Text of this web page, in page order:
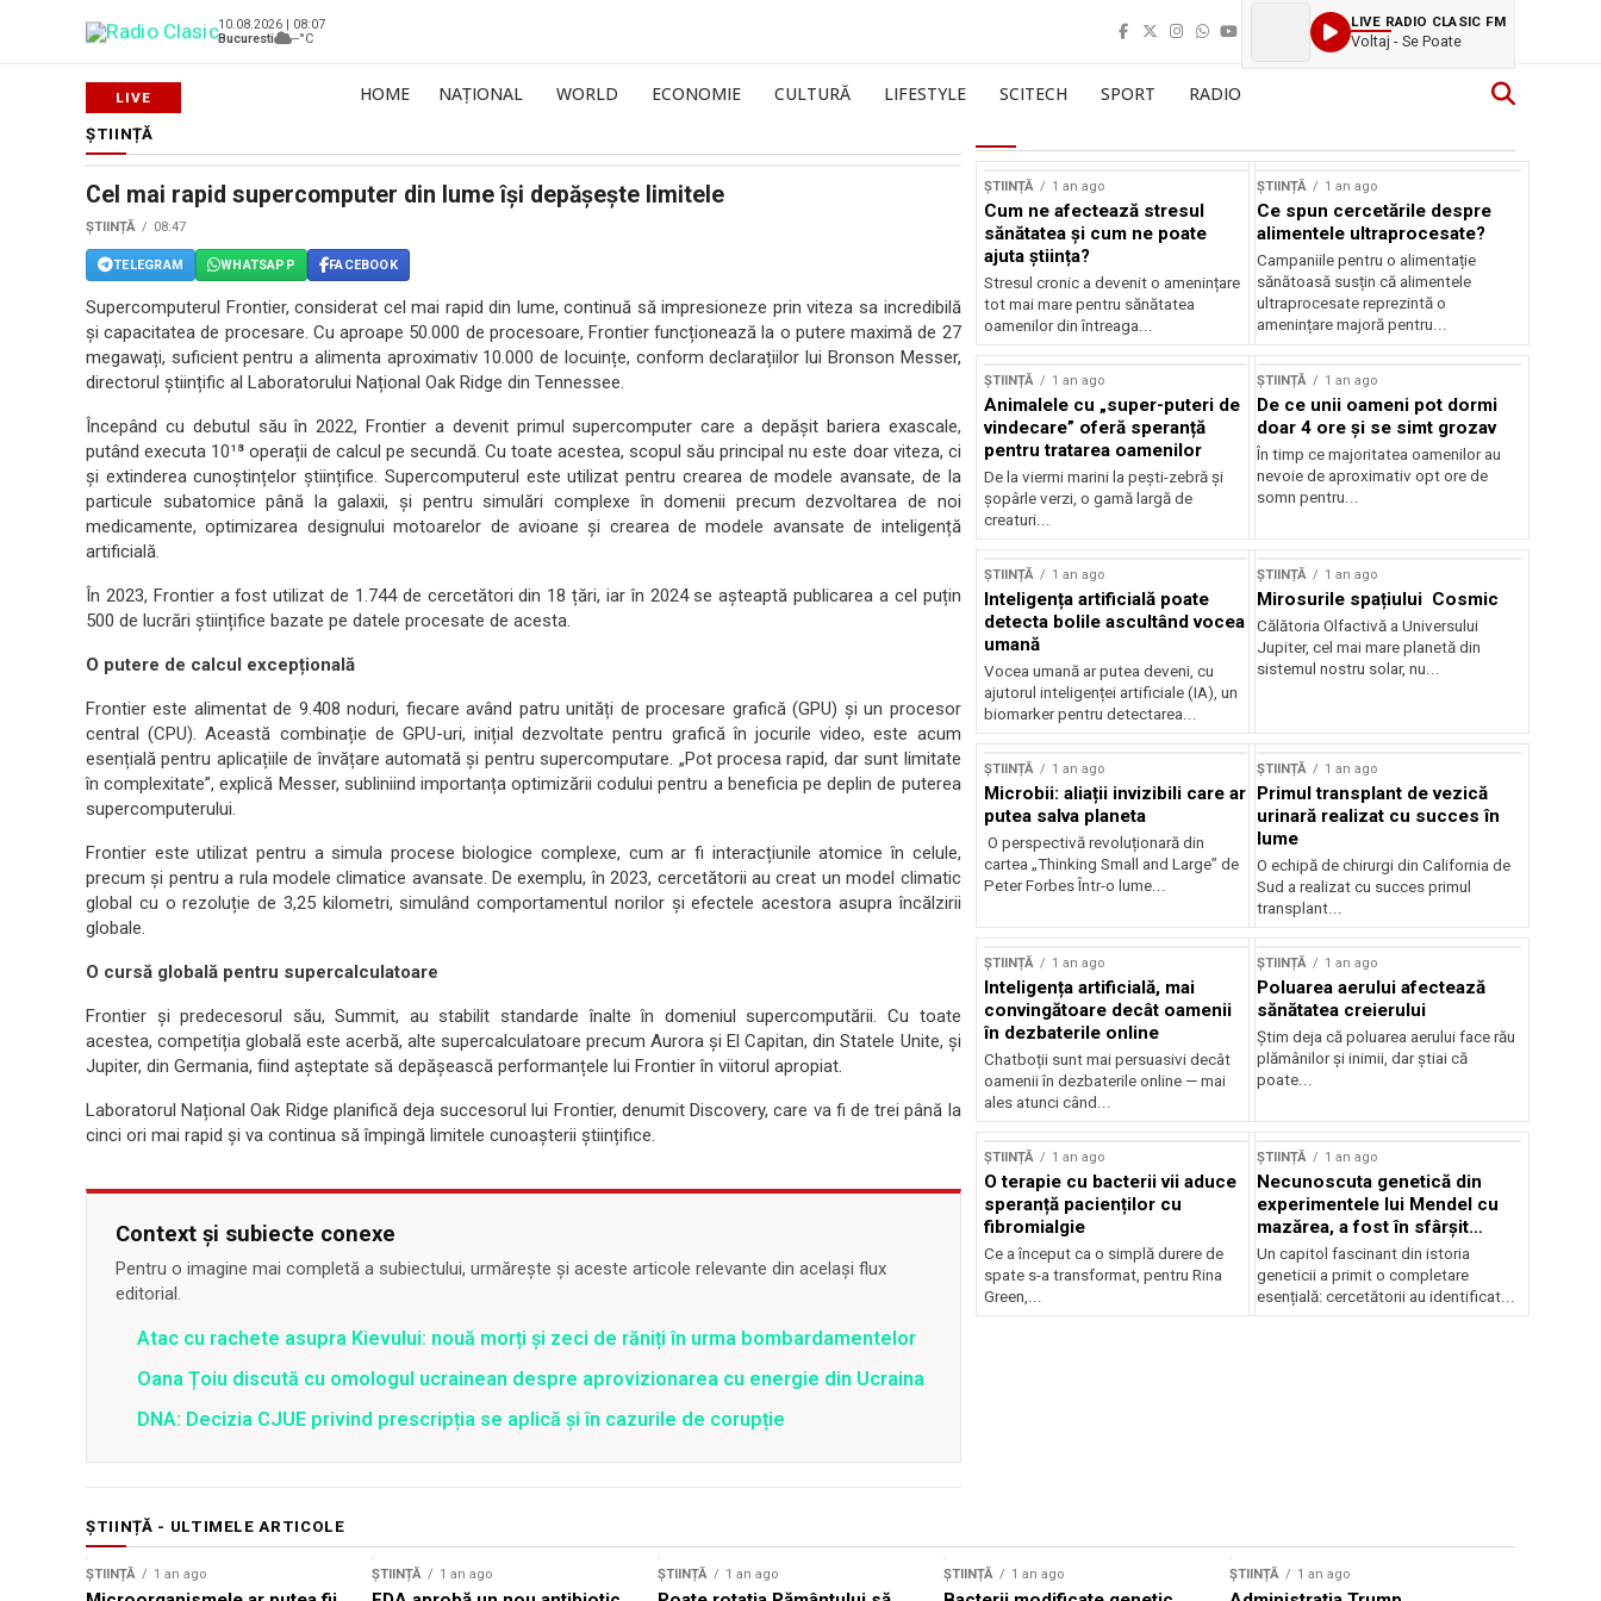
10.08.2026 | 08:07
Bucuresti
--°C
LIVE RADIO CLASIC FM
Voltaj - Se Poate
HOME NAȚIONAL WORLD ECONOMIE CULTURĂ LIFESTYLE SCITECH SPORT RADIO
ȘTIINȚĂ
Cel mai rapid supercomputer din lume își depășește limitele
ȘTIINȚĂ 08:47
TELEGRAM WHATSAPP FACEBOOK
Supercomputerul Frontier, considerat cel mai rapid din lume, continuă să impresioneze prin viteza sa incredibilă
și capacitatea de procesare. Cu aproape 50.000 de procesoare, Frontier funcționează la o putere maximă de 27
megawați, suficient pentru a alimenta aproximativ 10.000 de locuințe, conform declarațiilor lui Bronson Messer,
directorul științific al Laboratorului Național Oak Ridge din Tennessee.
Începând cu debutul său în 2022, Frontier a devenit primul supercomputer care a depășit bariera exascale,
putând executa 10¹⁸ operații de calcul pe secundă. Cu toate acestea, scopul său principal nu este doar viteza, ci
și extinderea cunoștințelor științifice. Supercomputerul este utilizat pentru crearea de modele avansate, de la
particule subatomice până la galaxii, și pentru simulări complexe în domenii precum dezvoltarea de noi
medicamente, optimizarea designului motoarelor de avioane și crearea de modele avansate de inteligență
artificială.
În 2023, Frontier a fost utilizat de 1.744 de cercetători din 18 țări, iar în 2024 se așteaptă publicarea a cel puțin
500 de lucrări științifice bazate pe datele procesate de acesta.
O putere de calcul excepțională
Frontier este alimentat de 9.408 noduri, fiecare având patru unități de procesare grafică (GPU) și un procesor
central (CPU). Această combinație de GPU-uri, inițial dezvoltate pentru grafică în jocurile video, este acum
esențială pentru aplicațiile de învățare automată și pentru supercomputare. „Pot procesa rapid, dar sunt limitate
în complexitate”, explică Messer, subliniind importanța optimizării codului pentru a beneficia pe deplin de puterea
supercomputerului.
Frontier este utilizat pentru a simula procese biologice complexe, cum ar fi interacțiunile atomice în celule,
precum și pentru a rula modele climatice avansate. De exemplu, în 2023, cercetătorii au creat un model climatic
global cu o rezoluție de 3,25 kilometri, simulând comportamentul norilor și efectele acestora asupra încălzirii
globale.
O cursă globală pentru supercalculatoare
Frontier și predecesorul său, Summit, au stabilit standarde înalte în domeniul supercomputării. Cu toate
acestea, competiția globală este acerbă, alte supercalculatoare precum Aurora și El Capitan, din Statele Unite, și
Jupiter, din Germania, fiind așteptate să depășească performanțele lui Frontier în viitorul apropiat.
Laboratorul Național Oak Ridge planifică deja succesorul lui Frontier, denumit Discovery, care va fi de trei până la
cinci ori mai rapid și va continua să împingă limitele cunoașterii științifice.
Context și subiecte conexe
Pentru o imagine mai completă a subiectului, urmărește și aceste articole relevante din același flux
editorial.
Atac cu rachete asupra Kievului: nouă morți și zeci de răniți în urma bombardamentelor
Oana Țoiu discută cu omologul ucrainean despre aprovizionarea cu energie din Ucraina
DNA: Decizia CJUE privind prescripția se aplică și în cazurile de corupție
ȘTIINȚĂ 1 an ago
Cum ne afectează stresul
sănătatea și cum ne poate
ajuta știința?
Stresul cronic a devenit o amenințare
tot mai mare pentru sănătatea
oamenilor din întreaga...
ȘTIINȚĂ 1 an ago
Ce spun cercetările despre
alimentele ultraprocesate?
Campaniile pentru o alimentație
sănătoasă susțin că alimentele
ultraprocesate reprezintă o
amenințare majoră pentru...
ȘTIINȚĂ 1 an ago
Animalele cu „super-puteri de
vindecare” oferă speranță
pentru tratarea oamenilor
De la viermi marini la pești-zebră și
șopârle verzi, o gamă largă de
creaturi...
ȘTIINȚĂ 1 an ago
De ce unii oameni pot dormi
doar 4 ore și se simt grozav
În timp ce majoritatea oamenilor au
nevoie de aproximativ opt ore de
somn pentru...
ȘTIINȚĂ 1 an ago
Inteligența artificială poate
detecta bolile ascultând vocea
umană
Vocea umană ar putea deveni, cu
ajutorul inteligenței artificiale (IA), un
biomarker pentru detectarea...
ȘTIINȚĂ 1 an ago
Mirosurile spațiului Cosmic
Călătoria Olfactivă a Universului
Jupiter, cel mai mare planetă din
sistemul nostru solar, nu...
ȘTIINȚĂ 1 an ago
Microbii: aliații invizibili care ar
putea salva planeta
O perspectivă revoluționară din
cartea „Thinking Small and Large” de
Peter Forbes Într-o lume...
ȘTIINȚĂ 1 an ago
Primul transplant de vezică
urinară realizat cu succes în
lume
O echipă de chirurgi din California de
Sud a realizat cu succes primul
transplant...
ȘTIINȚĂ 1 an ago
Inteligența artificială, mai
convingătoare decât oamenii
în dezbaterile online
Chatboții sunt mai persuasivi decât
oamenii în dezbaterile online — mai
ales atunci când...
ȘTIINȚĂ 1 an ago
Poluarea aerului afectează
sănătatea creierului
Știm deja că poluarea aerului face rău
plămânilor și inimii, dar știai că
poate...
ȘTIINȚĂ 1 an ago
O terapie cu bacterii vii aduce
speranță pacienților cu
fibromialgie
Ce a început ca o simplă durere de
spate s-a transformat, pentru Rina
Green,...
ȘTIINȚĂ 1 an ago
Necunoscuta genetică din
experimentele lui Mendel cu
mazărea, a fost în sfârșit
rezolvară
Un capitol fascinant din istoria
geneticii a primit o completare
esențială: cercetătorii au identificat...
ȘTIINȚĂ - ULTIMELE ARTICOLE
ȘTIINȚĂ 1 an ago ȘTIINȚĂ 1 an ago ȘTIINȚĂ 1 an ago ȘTIINȚĂ 1 an ago ȘTIINȚĂ 1 an ago